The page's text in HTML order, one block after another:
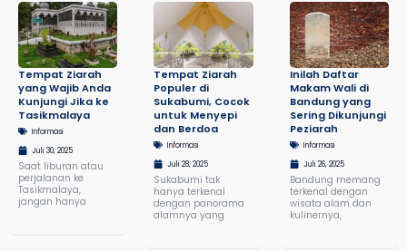
Tempat Ziarah
yang Wajib Anda
Kunjungi Jika ke
Tasikmalaya
Informasi
Juli 30, 2025
Saat liburan atau
perjalanan ke
Tasikmalaya,
jangan hanya
Tempat Ziarah
Populer di
Sukabumi, Cocok
untuk Menyepi
dan Berdoa
Informasi
Juli 28, 2025
Sukabumi tak
hanya terkenal
dengan panorama
alamnya yang
Inilah Daftar
Makam Wali di
Bandung yang
Sering Dikunjungi
Peziarah
Informasi
Juli 26, 2025
Bandung memang
terkenal dengan
wisata alam dan
kulinernya,